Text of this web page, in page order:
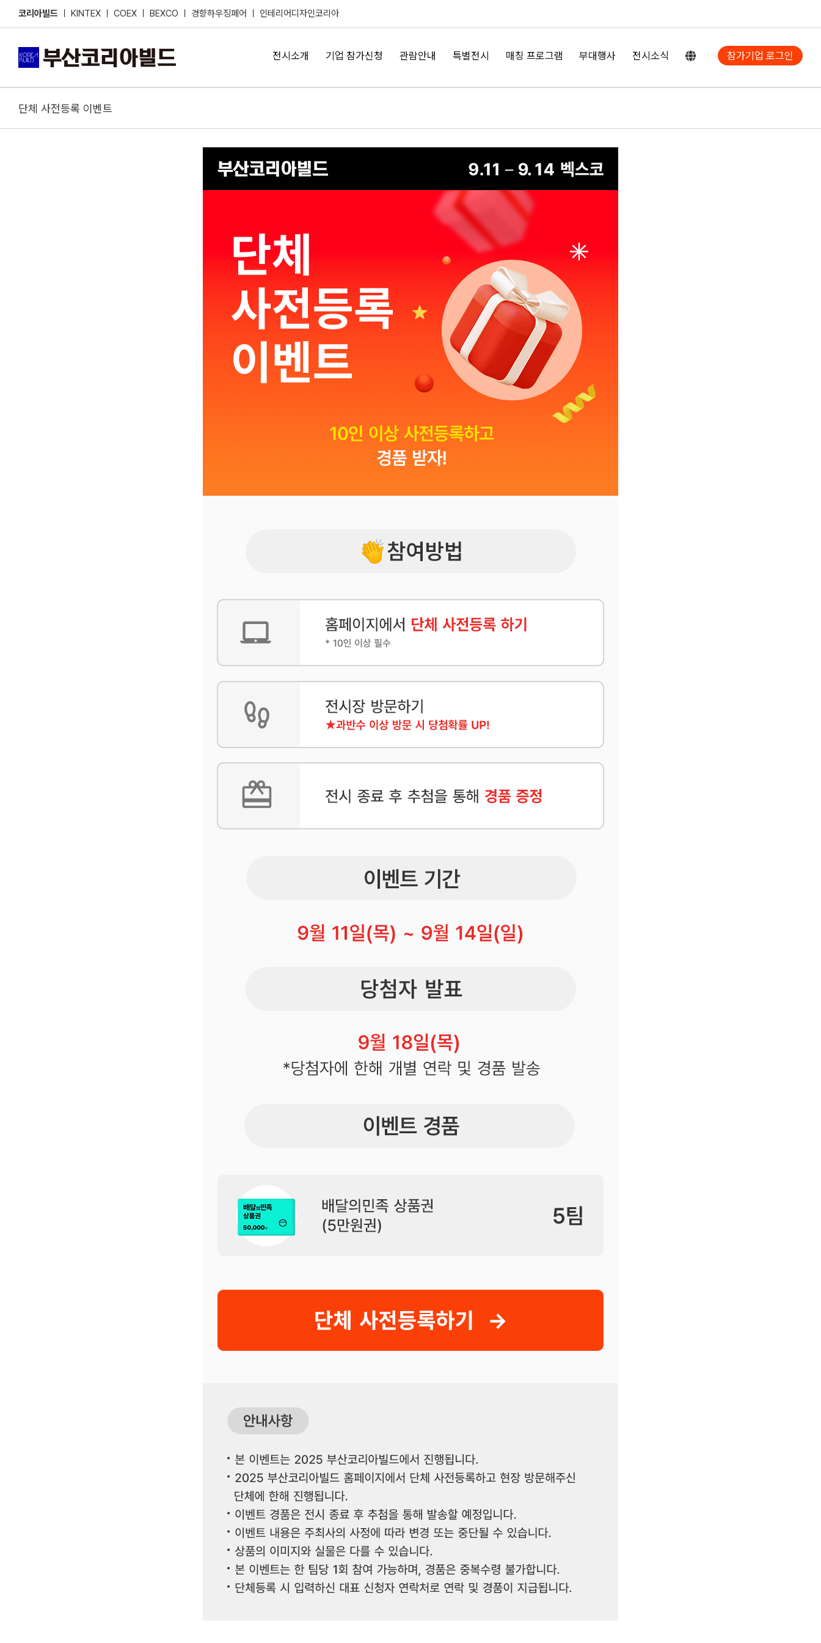
코리아빌드 ㅣ KINTEX ㅣ COEX ㅣ BEXCO ㅣ 경향하우징페어 ㅣ 인테리어디자인코리아
전시소개 기업 참가신청 관람안내 특별전시 매칭 프로그램 부대행사 전시소식 참가기업 로그인
단체 사전등록 이벤트